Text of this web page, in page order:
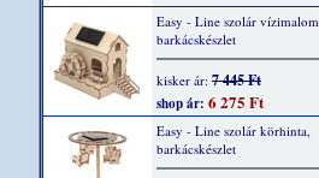
Easy - Line szolár
barkácskészlet
kisker ár: 7 445 Ft
shop ár: 6 275 Ft
Easy - Line szolár körhinta,
barkácskészlet